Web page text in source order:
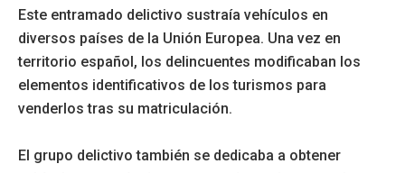
Este entramado delictivo sustraía vehículos en
diversos países de la Unión Europea. Una vez en
territorio español, los delincuentes modificaban los
elementos identificativos de los turismos para
venderlos tras su matriculación.
El grupo delictivo también se dedicaba a obtener